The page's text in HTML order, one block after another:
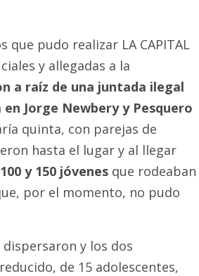
que pudo realizar LA CAPITAL
y allegadas a la
a raíz de una juntada ilegal
Jorge Newbery y Pesquero
quinta, con parejas de
hasta el lugar y al llegar
y 150 jóvenesque rodeaban
por el momento, no pudo
y los dos
de 15 adolescentes,